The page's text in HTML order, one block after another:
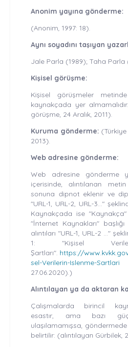
Anonim yayına gönderme:
(Anonim, 1997: 18).
Aynı soyadını taşıyan
Jale Parla (1989); Taha Parla
Kişisel görüşme:
Kişisel görüşmeler
kaynakçada yer
görüşme, 24 Aralık, 2011).
Kuruma gönderme:
2013).
Web adresine gönderme:
Web adresine gönderme
içerisinde, alıntılanan
sonuna dipnot eklenir ve
"URL-1, URL-2, URL-3..."
Kaynakçada ise "Kaynakça"
"İnternet Kaynakları"
alıntıları "URL-1, URL-2 ..."
1: "Kişisel
Şartları". https://
sel-Verilerin-Islenme-Sartlari
27.06.2020).)
Alıntılayan ya da aktaran
Çalışmalarda birincil
esastır, ama bazı
ulaşılamamışsa,
belirtilir: (alıntılayan Gürbilek,